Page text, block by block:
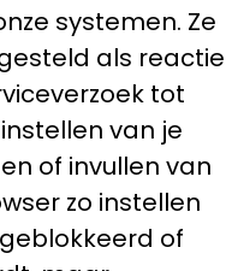
systemen. Ze
als reactie
tot
van je
of invullen van
zo instellen
of